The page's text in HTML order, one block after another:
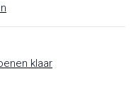
klaar